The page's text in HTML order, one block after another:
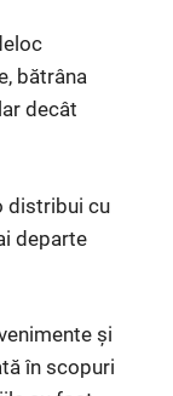
bătrâna
decât
distribui cu
departe
și
în scopuri